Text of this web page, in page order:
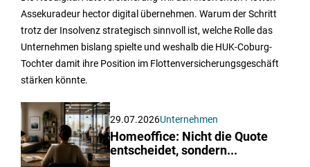
Assekuradeur hector digital übernehmen. Warum der Schritt
trotz der Insolvenz strategisch sinnvoll ist, welche Rolle das
Unternehmen bislang spielte und weshalb die HUK-Coburg-
Tochter damit ihre Position im Flottenversicherungsgeschäft
stärken könnte.
29.07.2026Unternehmen
Homeoffice: Nicht die Quote
entscheidet, sondern...